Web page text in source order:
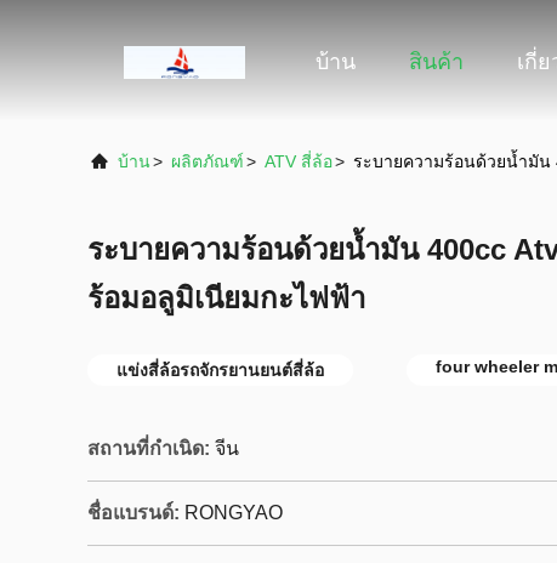
บ้าน สินค้า เกี่ย
บ้าน> ผลิตภัณฑ์> ATV สี่ล้อ> ระบายความร้อนด้วยน้ำมัน
ระบายความร้อนด้วยน้ำมัน 400cc
ร้อมอลูมิเนียมกะไฟฟ้า
แข่งสี่ล้อรถจักรยานยนต์สี่ล้อ four wheeler
สถานที่กำเนิด: จีน
ชื่อแบรนด์: RONGYAO